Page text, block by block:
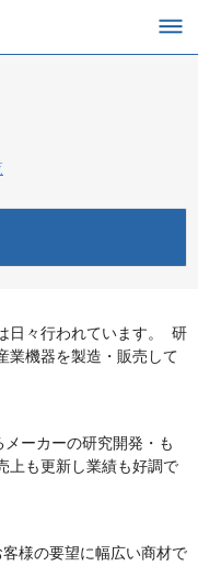
日々行われています。 研
業機器を製造・販売して
ーカーの研究開発・も
上も更新し業績も好調で
様の要望に幅広い商材で